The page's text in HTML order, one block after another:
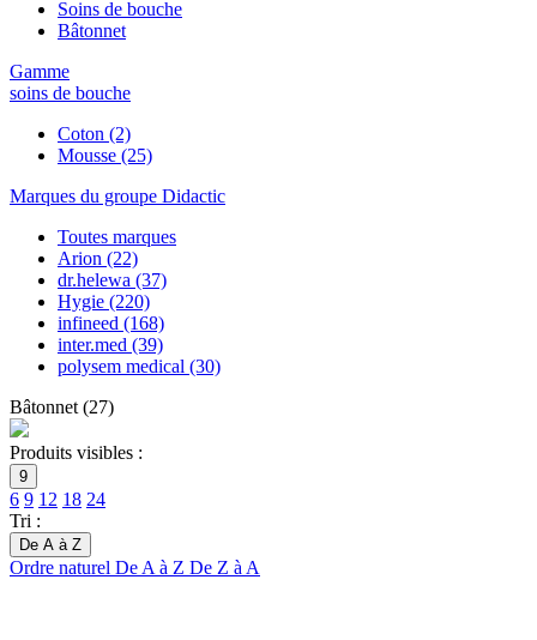
Soins de bouche
Bâtonnet
Gamme
soins de bouche
Coton (2)
Mousse (25)
Marques du groupe Didactic
Toutes marques
Arion (22)
dr.helewa (37)
Hygie (220)
infineed (168)
inter.med (39)
polysem medical (30)
Bâtonnet (27)
Produits visibles :
9
6 9 12 18 24
Tri :
De A à Z
Ordre naturel De A à Z De Z à A